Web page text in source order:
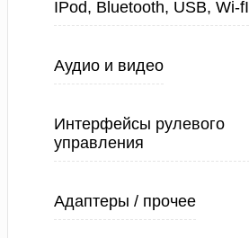
IPod, Bluetooth, USB, Wi-fI
Аудио и видео
Интерфейсы рулевого
управления
Адаптеры / прочее